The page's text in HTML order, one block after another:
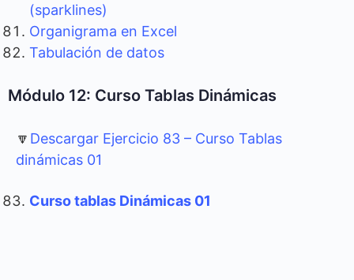
(sparklines)
Organigrama en Excel
Tabulación de datos
Módulo 12: Curso Tablas Dinámicas
🔽 Descargar Ejercicio 83 – Curso Tablas
dinámicas 01
Curso tablas Dinámicas 01